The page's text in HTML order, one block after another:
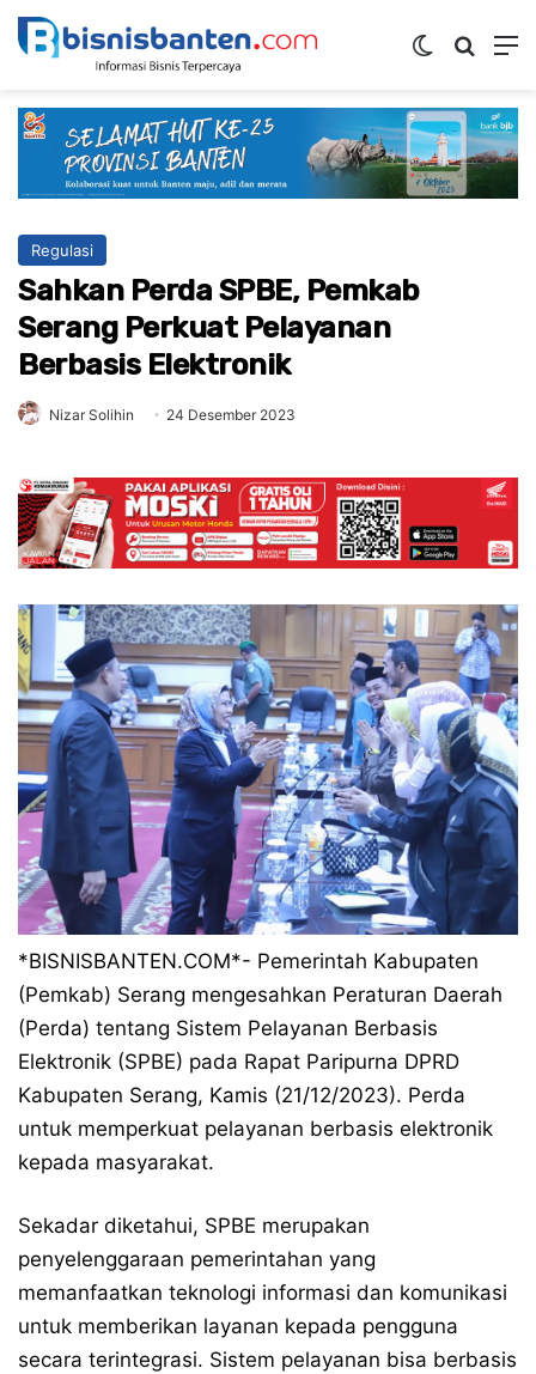
Switch skin
Regulasi
Sahkan Perda SPBE, Pemkab
Serang Perkuat Pelayanan
Berbasis Elektronik
Nizar Solihin 24 Desember 2023
*BISNISBANTEN.COM*- Pemerintah Kabupaten
(Pemkab) Serang mengesahkan Peraturan Daerah
(Perda) tentang Sistem Pelayanan Berbasis
Elektronik (SPBE) pada Rapat Paripurna DPRD
Kabupaten Serang, Kamis (21/12/2023). Perda
untuk memperkuat pelayanan berbasis elektronik
kepada masyarakat.
Sekadar diketahui, SPBE merupakan
penyelenggaraan pemerintahan yang
memanfaatkan teknologi informasi dan komunikasi
untuk memberikan layanan kepada pengguna
secara terintegrasi. Sistem pelayanan bisa berbasis